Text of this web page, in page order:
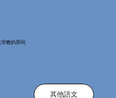
宗教的异同
其他語文